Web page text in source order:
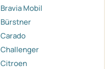
Bravia Mobil
Bürstner
Carado
Challenger
Citroen